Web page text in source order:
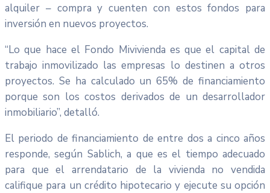
alquiler – compra y cuenten con estos fondos para
inversión en nuevos proyectos.
“Lo que hace el Fondo Mivivienda es que el capital de
trabajo inmovilizado las empresas lo destinen a otros
proyectos. Se ha calculado un 65% de financiamiento
porque son los costos derivados de un desarrollador
inmobiliario”, detalló.
El periodo de financiamiento de entre dos a cinco años
responde, según Sablich, a que es el tiempo adecuado
para que el arrendatario de la vivienda no vendida
califique para un crédito hipotecario y ejecute su opción